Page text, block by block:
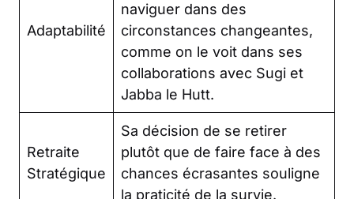
Adaptabilité
naviguer dans des
circonstances changeantes,
comme on le voit dans ses
collaborations avec Sugi et
Jabba le Hutt.
Retraite
Stratégique
Sa décision de se retirer
plutôt que de faire face à des
chances écrasantes souligne
la praticité de la survie.